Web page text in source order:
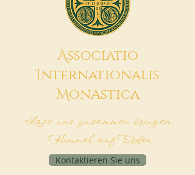
Associatio
Internationalis
MonAstica
Lass uns zusammen bringen
Himmel auf Erden
Kontaktieren Sie uns